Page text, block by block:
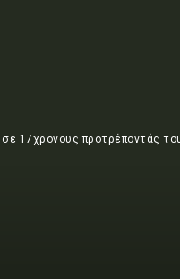
17χρονους προτρέποντάς